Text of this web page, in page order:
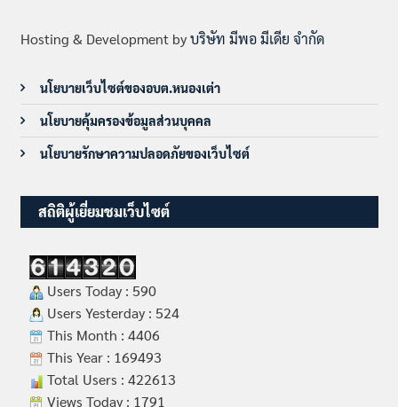
Hosting & Development byบริษัท มีพอ มีเดีย จำกัด
นโยบายเว็บไซต์ของอบต.หนองเต่า
นโยบายคุ้มครองข้อมูลส่วนบุคคล
นโยบายรักษาความปลอดภัยของเว็บไซต์
สถิติผู้เยี่ยมชมเว็บไซต์
Users Today : 590
Users Yesterday : 524
This Month : 4406
This Year : 169493
Total Users : 422613
Views Today : 1791